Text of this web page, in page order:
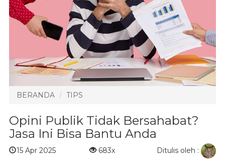
BERANDA TIPS
Opini Publik Tidak Bersahabat?
Jasa Ini Bisa Bantu Anda
15 Apr 2025 683x Ditulis oleh :